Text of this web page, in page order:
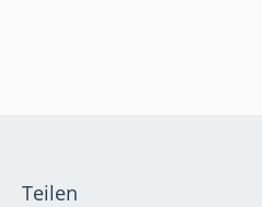
Teilen